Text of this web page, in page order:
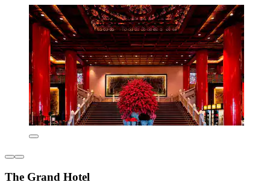
The Grand Hotel